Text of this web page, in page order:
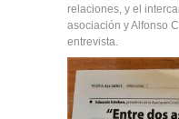
relaciones, y el
asociación y Alfonso
entrevista.